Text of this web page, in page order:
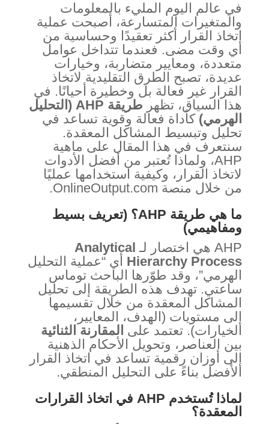
في عالم اليوم المليء بالمعلومات
والمتغيرات المتسارعة، أصبحت عملية
اتخاذ القرار أكثر تعقيدًا وحساسية من
أي وقت مضى. فعندما تتداخل عوامل
متعددة، ومعايير متضاربة، وخيارات
عديدة، تصبح الطرق التقليدية لاتخاذ
القرار غير فعالة بل وخطيرة أحيانًا. في
هذا السياق، تظهر
طريقة AHP (التحليل
الهرمي) كأداة فعالة وقوية تساعد في
تحليل وتبسيط المشاكل المعقدة.
سنتعرف في هذا المقال على ماهية
AHP، ولماذا تُعتبر من أفضل الأدوات
لاتخاذ القرار، وكيفية استخدامها عمليًا
من خلال منصة OnlineOutput.com.
ما هي طريقة AHP؟ (تعريف بسيط
ومفاهيمي)
AHP هي اختصار لـ
Analytical
Hierarchy Process أي “عملية التحليل
الهرمي”، وقد طوّرها الباحث توماس
ساعتي. تهدف هذه الطريقة إلى تحليل
المشاكل المعقدة من خلال تقسيمها
إلى مستويات (الهدف، المعايير،
الخيارات). تعتمد على المقارنة الثنائية
بين العناصر، وتحويل الأحكام الذهنية
إلى أوزان رقمية تساعد في اتخاذ القرار
الأفضل بناءً على التحليل المنطقي.
لماذا تُستخدم AHP في اتخاذ القرارات
المعقدة؟